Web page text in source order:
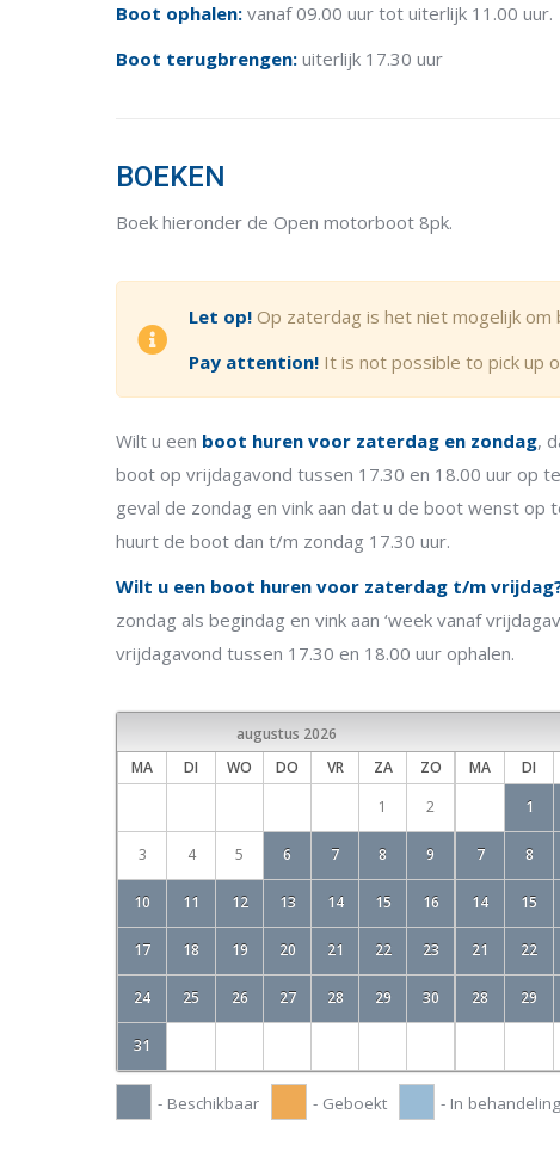
Boot ophalen: vanaf 09.00 uur tot uiterlijk 11.00 uur.
Boot terugbrengen: uiterlijk 17.30 uur
BOEKEN
Boek hieronder de Open motorboot 8pk.
Let op! Op zaterdag is het niet mogelijk
Pay attention! It is not possible to pick up
Wilt u een boot huren voor zaterdag en zondag,
boot op vrijdagavond tussen 17.30 en 18.00 uur op
geval de zondag en vink aan dat u de boot wenst op
huurt de boot dan t/m zondag 17.30 uur.
Wilt u een boot huren voor zaterdag t/m
zondag als begindag en vink aan ‘week vanaf
vrijdagavond tussen 17.30 en 18.00 uur ophalen.
augustus 2026
MA
DI WO DO VR ZA
ZO
1
2
3 4 5 6 7 8 9
10 11 12 13 14 15 16
17 18 19 20 21 22 23
24 25 26 27 28 29 30
31
MA
DI
1
7 8
14 15
21 22
28 29
- Beschikbaar - Geboekt - In behandeling